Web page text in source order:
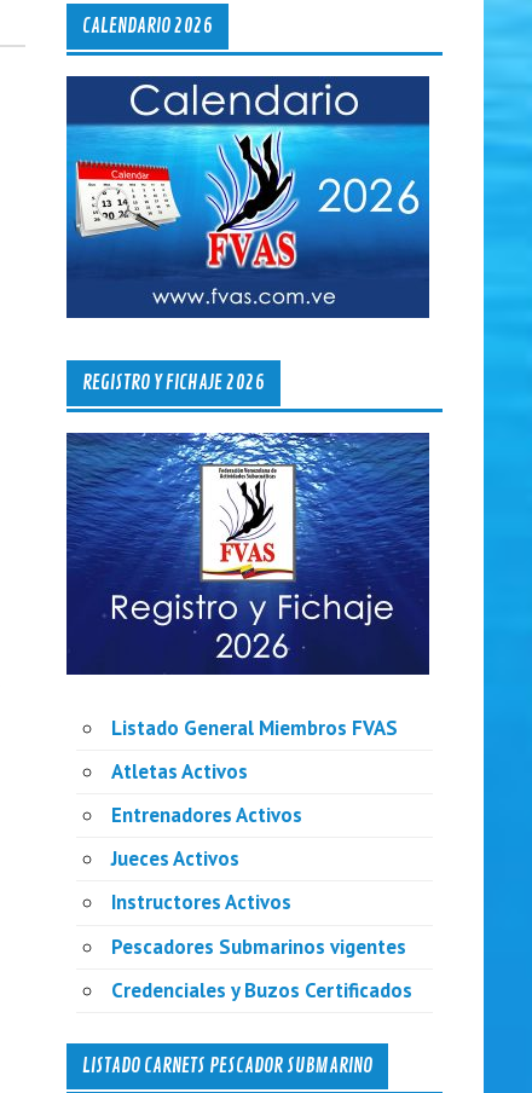
CALENDARIO 2026
REGISTRO Y FICHAJE 2026
Listado General Miembros FVAS
Atletas Activos
Entrenadores Activos
Jueces Activos
Instructores Activos
Pescadores Submarinos vigentes
Credenciales y Buzos Certificados
LISTADO CARNETS PESCADOR SUBMARINO